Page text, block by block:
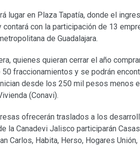
lugar en Plaza Tapatía, donde el
contará con la participación de 13
de Guadalajara.
quienes quieran cerrar el año
50 fraccionamientos y se podrán
desde los 250 mil pesos menos
(Conavi).
ofrecerán traslados a los
la Canadevi Jalisco participarán
Carlos, Habita, Herso, Hogares